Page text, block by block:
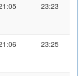
23:23
23:25